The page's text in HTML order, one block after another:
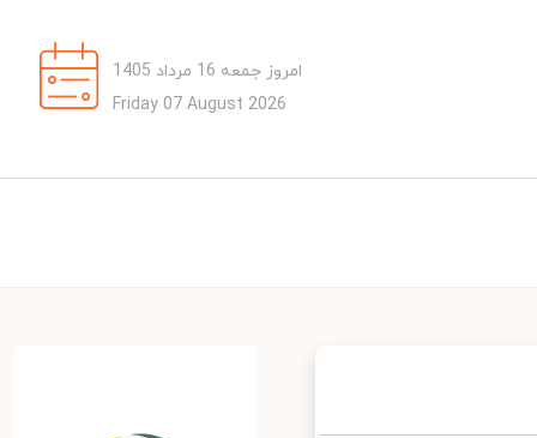
امروز جمعه 16 مرداد 1405
Friday 07 August 2026